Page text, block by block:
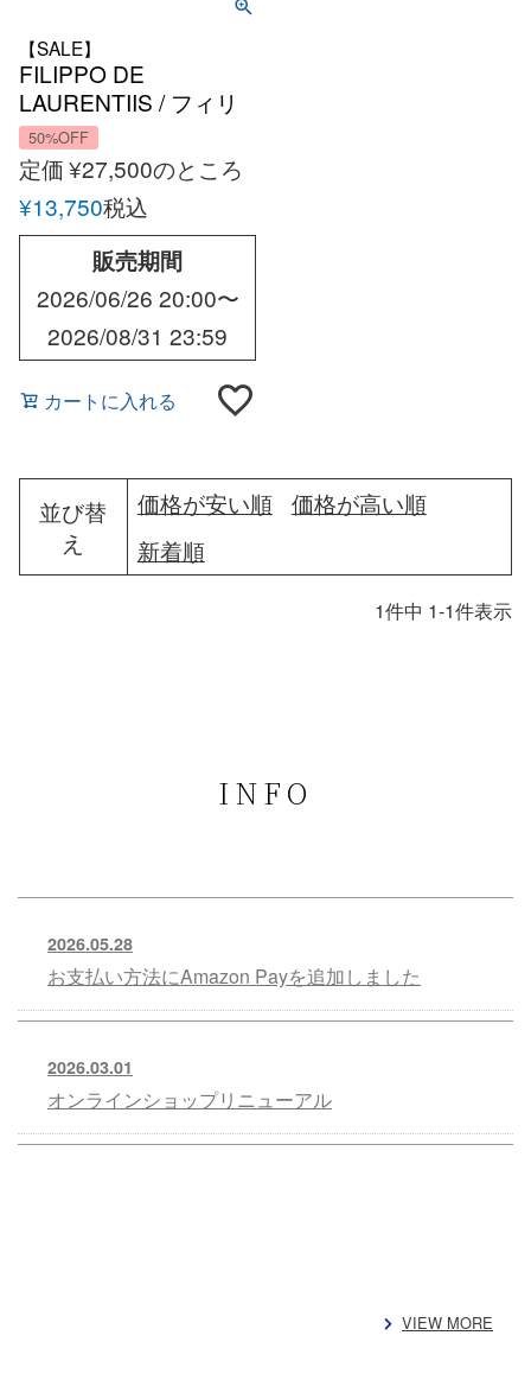
【SALE】
FILIPPO DE
LAURENTIIS / フィリ
ッポデローレンティス
コットン カノコ プルオ
ーバー フーディー
50%OFF
定価¥27,500のところ
¥13,750税込
販売期間
2026/06/26 20:00〜
2026/08/31 23:59
カートに入れる
並び替
え
価格が安い順
価格が高い順
新着順
1件中 1-1件表示
INFO
2026.05.28
お支払い方法にAmazon Payを追加しました
2026.03.01
オンラインショップリニューアル
VIEW MORE